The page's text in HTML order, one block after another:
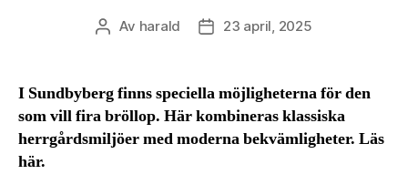
Inläggsförfattare
Av harald Inläggsdatum
23 april, 2025
I Sundbyberg finns speciella möjligheterna för den
som vill fira bröllop. Här kombineras klassiska
herrgårdsmiljöer med moderna bekvämligheter. Läs
här.